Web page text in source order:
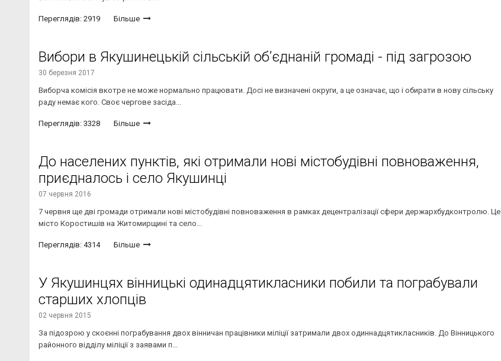
Переглядів: 2919 Більше
Вибори в Якушинецькій сільській об’єднаній громаді - під загрозою
30 березня 2017
Виборча комісія вкотре не може нормально працювати. Досі не визначені округи, а це означає, що і обирати в нову сільську
раду немає кого. Своє чергове засіда...
Переглядів: 3328 Більше
До населених пунктів, які отримали нові містобудівні повноваження,
приєдналось і село Якушинці
07 червня 2016
7 червня ще дві громади отримали нові містобудівні повноваження в рамках децентралізації сфери держархбудконтролю. Це
місто Коростишів на Житомирщині та село...
Переглядів: 4314 Більше
У Якушинцях вінницькі одинадцятикласники побили та пограбували
старших хлопців
02 червня 2015
За підозрою у скоєнні пограбування двох вінничан працівники міліції затримали двох одиннадцятикласників. До Вінницького
районного відділу міліції з заявами п...